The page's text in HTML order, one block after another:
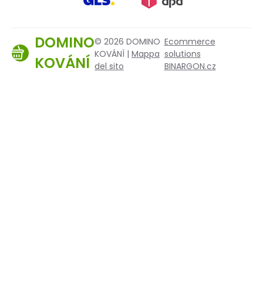
DOMINO
KOVÁNÍ
© 2026 DOMINO
KOVÁNÍ | Mappa
del sito
Ecommerce
solutions
BINARGON.cz